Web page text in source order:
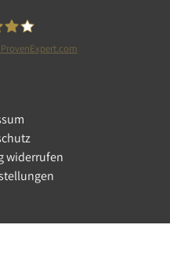
widerrufen